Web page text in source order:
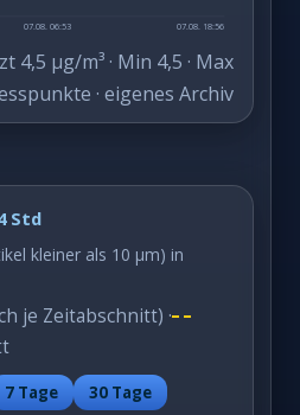
07.08. 06:53 07.08. 18:56
4,5 µg/m³ · Min 4,5 · Max
· eigenes Archiv
Std
kleiner als 10 µm) in
je Zeitabschnitt) ·
7 Tage 30 Tage